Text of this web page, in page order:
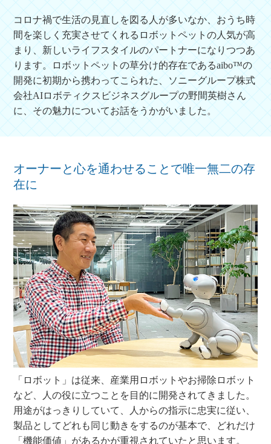
コロナ禍で生活の見直しを図る人が多いなか、おうち時
間を楽しく充実させてくれるロボットペットの人気が高
まり、新しいライフスタイルのパートナーになりつつあ
ります。ロボットペットの草分け的存在であるaibo™の
開発に初期から携わってこられた、ソニーグループ株式
会社AIロボティクスビジネスグループの野間英樹さん
に、その魅力についてお話をうかがいました。
オーナーと心を通わせることで唯一無二の存
在に
「ロボット」は従来、産業用ロボットやお掃除ロボット
など、人の役に立つことを目的に開発されてきました。
用途がはっきりしていて、人からの指示に忠実に従い、
製品としてどれも同じ動きをするのが基本で、どれだけ
「機能価値」があるかが重視されていたと思います。